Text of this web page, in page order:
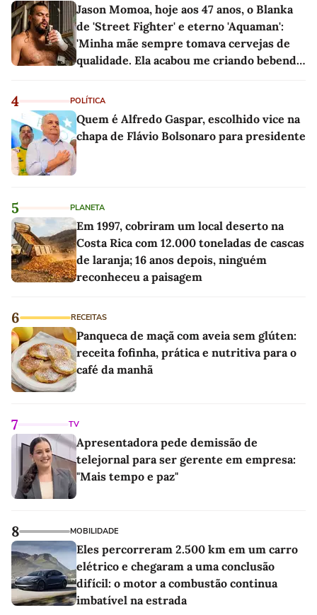
Jason Momoa, hoje aos 47 anos, o Blanka
de 'Street Fighter' e eterno 'Aquaman':
'Minha mãe sempre tomava cervejas de
qualidade. Ela acabou me criando bebendo
4 POLÍTICA
Quem é Alfredo Gaspar, escolhido vice na
chapa de Flávio Bolsonaro para presidente
5 PLANETA
Em 1997, cobriram um local deserto na
Costa Rica com 12.000 toneladas de cascas
de laranja; 16 anos depois, ninguém
reconheceu a paisagem
6 RECEITAS
Panqueca de maçã com aveia sem glúten:
receita fofinha, prática e nutritiva para o
café da manhã
7 TV
Apresentadora pede demissão de
telejornal para ser gerente em empresa:
"Mais tempo e paz"
8 MOBILIDADE
Eles percorreram 2.500 km em um carro
elétrico e chegaram a uma conclusão
difícil: o motor a combustão continua
imbatível na estrada